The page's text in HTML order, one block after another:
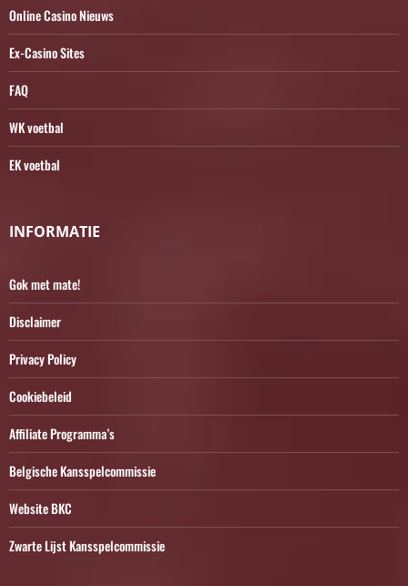
Online Casino Nieuws
Ex-Casino Sites
FAQ
WK voetbal
EK voetbal
INFORMATIE
Gok met mate!
Disclaimer
Privacy Policy
Cookiebeleid
Affiliate Programma’s
Belgische Kansspelcommissie
Website BKC
Zwarte Lijst Kansspelcommissie